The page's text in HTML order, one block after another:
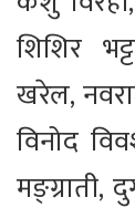
शिशिर
खरेल,
विनोद
मङ्ग्राती,